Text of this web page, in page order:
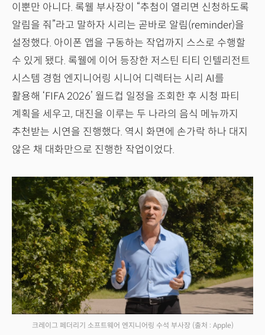
이뿐만 아니다. 록웰 부사장이 “추첨이 열리면 신청하도록
알림을 줘”라고 말하자 시리는 곧바로 알림(reminder)을
설정했다. 아이폰 앱을 구동하는 작업까지 스스로 수행할
수 있게 됐다. 록웰에 이어 등장한 저스틴 티티 인텔리전트
시스템 경험 엔지니어링 시니어 디렉터는 시리 AI를
활용해 ‘FIFA 2026’ 월드컵 일정을 조회한 후 시청 파티
계획을 세우고, 대진을 이루는 두 나라의 음식 메뉴까지
추천받는 시연을 진행했다. 역시 화면에 손가락 하나 대지
않은 채 대화만으로 진행한 작업이었다.
크레이그 페더리기 소프트웨어 엔지니어링 수석 부사장 (출처 : Apple)